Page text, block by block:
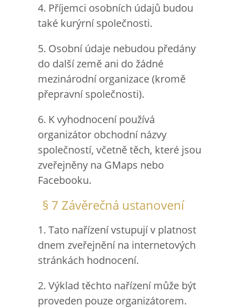
4. Příjemci osobních údajů budou
také kurýrní společnosti.
5. Osobní údaje nebudou předány
do další země ani do žádné
mezinárodní organizace (kromě
přepravní společnosti).
6. K vyhodnocení používá
organizátor obchodní názvy
společností, včetně těch, které jsou
zveřejněny na GMaps nebo
Facebooku.
§ 7 Závěrečná ustanovení
1. Tato nařízení vstupují v platnost
dnem zveřejnění na internetových
stránkách hodnocení.
2. Výklad těchto nařízení může být
proveden pouze organizátorem.